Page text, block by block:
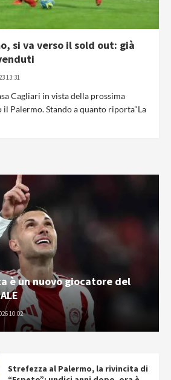
si va verso il sold out: già
13:31
Cagliari in vista della prossima
il Palermo. Stando a quanto riporta"La
è un nuovo giocatore del
10:02
Strefezza al Palermo, la rivincita di